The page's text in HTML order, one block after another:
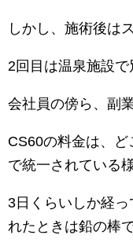
しかし、施術後は
2回目は温泉施設で
会社員の傍ら、副
CS60の料金は、
で統一されている
3日くらいしか経
れたときは鉛の棒